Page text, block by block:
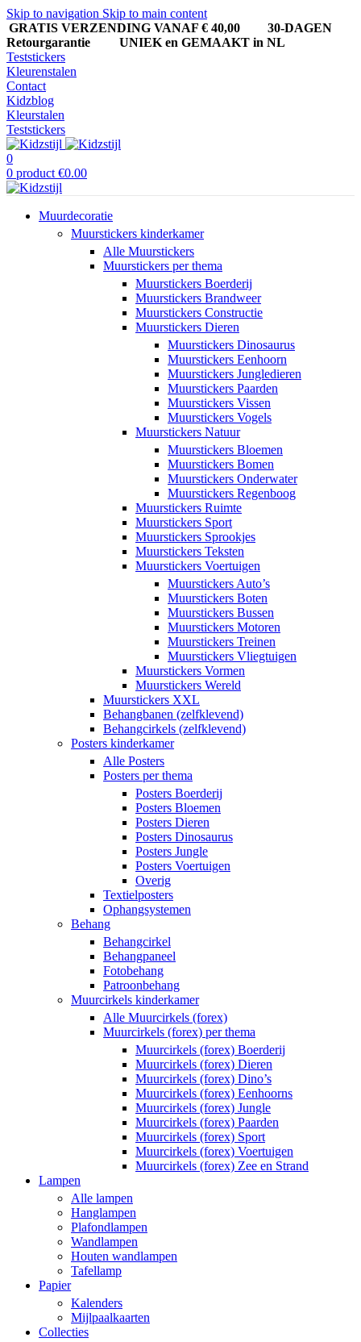
Skip to navigation Skip to main content
GRATIS VERZENDING VANAF € 40,00
30-DAGEN
Retourgarantie UNIEK en GEMAAKT in NL
Teststickers
Kleurenstalen
Contact
Kidzblog
Kleurstalen
Teststickers
0
0 product €0.00
Muurdecoratie
Muurstickers kinderkamer
Alle Muurstickers
Muurstickers per thema
Muurstickers Boerderij
Muurstickers Brandweer
Muurstickers Constructie
Muurstickers Dieren
Muurstickers Dinosaurus
Muurstickers Eenhoorn
Muurstickers Jungledieren
Muurstickers Paarden
Muurstickers Vissen
Muurstickers Vogels
Muurstickers Natuur
Muurstickers Bloemen
Muurstickers Bomen
Muurstickers Onderwater
Muurstickers Regenboog
Muurstickers Ruimte
Muurstickers Sport
Muurstickers Sprookjes
Muurstickers Teksten
Muurstickers Voertuigen
Muurstickers Auto’s
Muurstickers Boten
Muurstickers Bussen
Muurstickers Motoren
Muurstickers Treinen
Muurstickers Vliegtuigen
Muurstickers Vormen
Muurstickers Wereld
Muurstickers XXL
Behangbanen (zelfklevend)
Behangcirkels (zelfklevend)
Posters kinderkamer
Alle Posters
Posters per thema
Posters Boerderij
Posters Bloemen
Posters Dieren
Posters Dinosaurus
Posters Jungle
Posters Voertuigen
Overig
Textielposters
Ophangsystemen
Behang
Behangcirkel
Behangpaneel
Fotobehang
Patroonbehang
Muurcirkels kinderkamer
Alle Muurcirkels (forex)
Muurcirkels (forex) per thema
Muurcirkels (forex) Boerderij
Muurcirkels (forex) Dieren
Muurcirkels (forex) Dino’s
Muurcirkels (forex) Eenhoorns
Muurcirkels (forex) Jungle
Muurcirkels (forex) Paarden
Muurcirkels (forex) Sport
Muurcirkels (forex) Voertuigen
Muurcirkels (forex) Zee en Strand
Lampen
Alle lampen
Hanglampen
Plafondlampen
Wandlampen
Houten wandlampen
Tafellamp
Papier
Kalenders
Mijlpaalkaarten
Collecties